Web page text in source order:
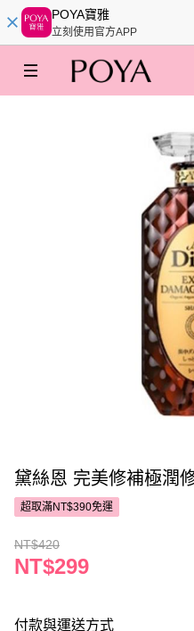
POYA寶雅
立刻使用官方APP
黛絲恩 完美修補極潤
超取滿NT$390免運
NT$420
NT$299
付款與運送方式